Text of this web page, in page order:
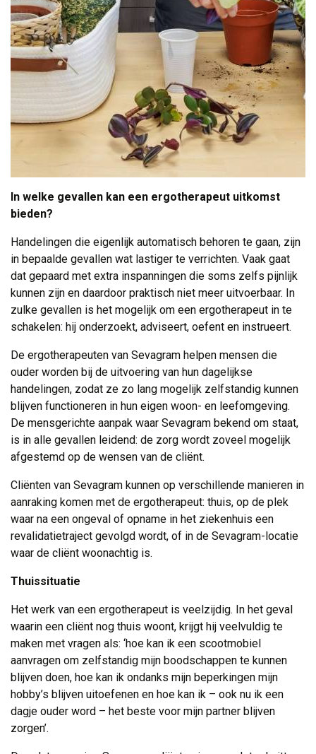
In welke gevallen kan een ergotherapeut uitkomst
bieden?
Handelingen die eigenlijk automatisch behoren te gaan, zijn
in bepaalde gevallen wat lastiger te verrichten. Vaak gaat
dat gepaard met extra inspanningen die soms zelfs pijnlijk
kunnen zijn en daardoor praktisch niet meer uitvoerbaar. In
zulke gevallen is het mogelijk om een ergotherapeut in te
schakelen: hij onderzoekt, adviseert, oefent en instrueert.
De ergotherapeuten van Sevagram helpen mensen die
ouder worden bij de uitvoering van hun dagelijkse
handelingen, zodat ze zo lang mogelijk zelfstandig kunnen
blijven functioneren in hun eigen woon- en leefomgeving.
De mensgerichte aanpak waar Sevagram bekend om staat,
is in alle gevallen leidend: de zorg wordt zoveel mogelijk
afgestemd op de wensen van de cliënt.
Cliënten van Sevagram kunnen op verschillende manieren in
aanraking komen met de ergotherapeut: thuis, op de plek
waar na een ongeval of opname in het ziekenhuis een
revalidatietraject gevolgd wordt, of in de Sevagram-locatie
waar de cliënt woonachtig is.
Thuissituatie
Het werk van een ergotherapeut is veelzijdig. In het geval
waarin een cliënt nog thuis woont, krijgt hij veelvuldig te
maken met vragen als: ‘hoe kan ik een scootmobiel
aanvragen om zelfstandig mijn boodschappen te kunnen
blijven doen, hoe kan ik ondanks mijn beperkingen mijn
hobby’s blijven uitoefenen en hoe kan ik – ook nu ik een
dagje ouder word – het beste voor mijn partner blijven
zorgen’.